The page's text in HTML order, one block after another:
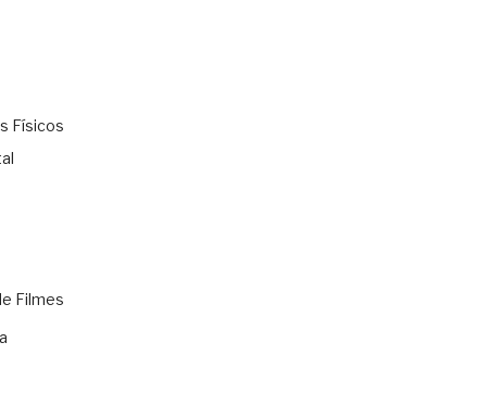
Físicos
Filmes